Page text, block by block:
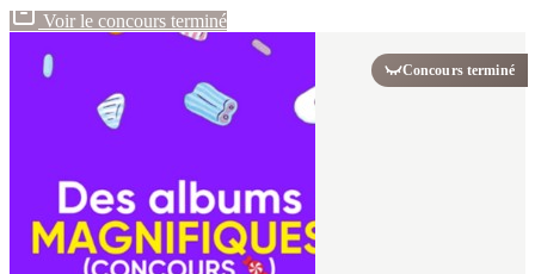
Voir le concours terminé
Concours terminé